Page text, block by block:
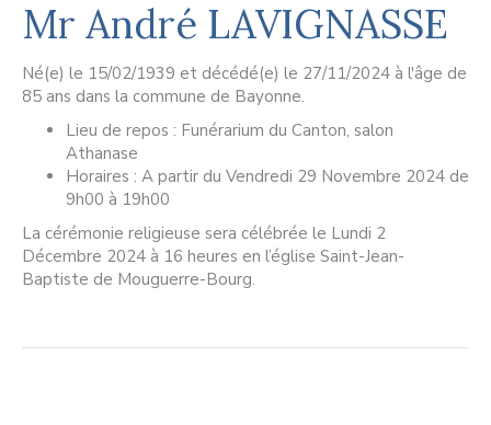
Mr André LAVIGNASSE
Né(e) le 15/02/1939 et décédé(e) le 27/11/2024 à l'âge de
85 ans dans la commune de Bayonne.
Lieu de repos : Funérarium du Canton, salon
Athanase
Horaires : A partir du Vendredi 29 Novembre 2024 de
9h00 à 19h00
La cérémonie religieuse sera célébrée le Lundi 2
Décembre 2024 à 16 heures en l’église Saint-Jean-
Baptiste de Mouguerre-Bourg.